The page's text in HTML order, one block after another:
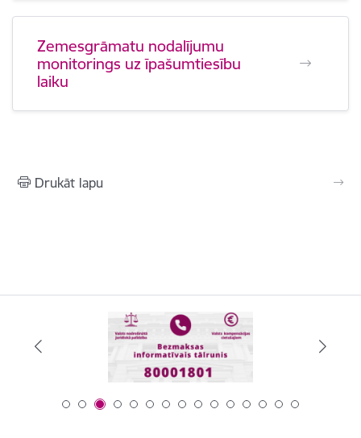
Zemesgrāmatu nodalījumu
monitorings uz īpašumtiesību
laiku
Drukāt lapu